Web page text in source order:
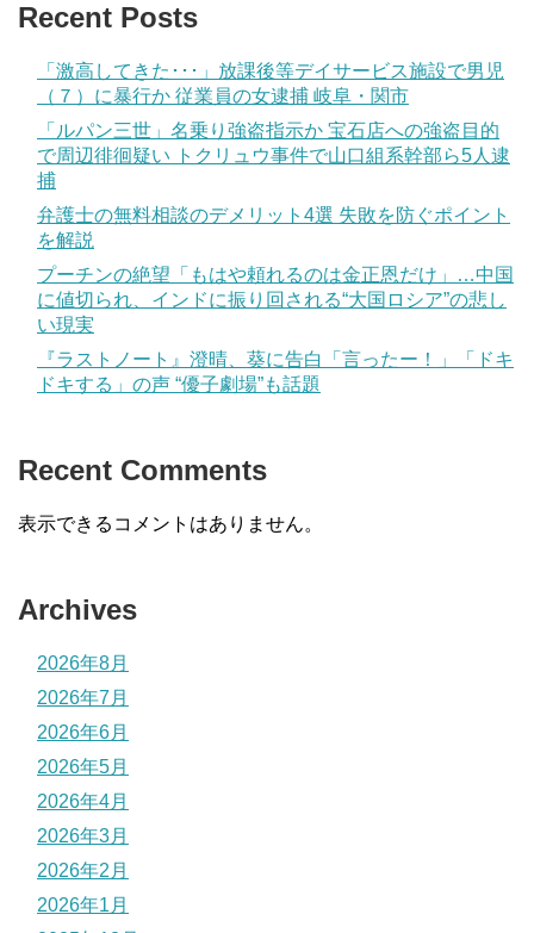
Recent Posts
「激高してきた･･･」放課後等デイサービス施設で男児
（７）に暴行か 従業員の女逮捕 岐阜・関市
「ルパン三世」名乗り強盗指示か 宝石店への強盗目的
で周辺徘徊疑い トクリュウ事件で山口組系幹部ら5人逮
捕
弁護士の無料相談のデメリット4選 失敗を防ぐポイント
を解説
プーチンの絶望「もはや頼れるのは金正恩だけ」…中国
に値切られ、インドに振り回される“大国ロシア”の悲し
い現実
『ラストノート』澄晴、葵に告白「言ったー！」「ドキ
ドキする」の声 “優子劇場”も話題
Recent Comments
表示できるコメントはありません。
Archives
2026年8月
2026年7月
2026年6月
2026年5月
2026年4月
2026年3月
2026年2月
2026年1月